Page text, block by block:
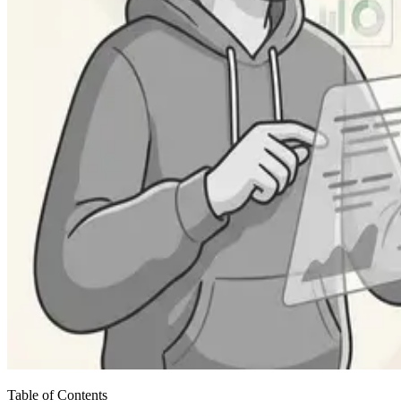
Table of Contents